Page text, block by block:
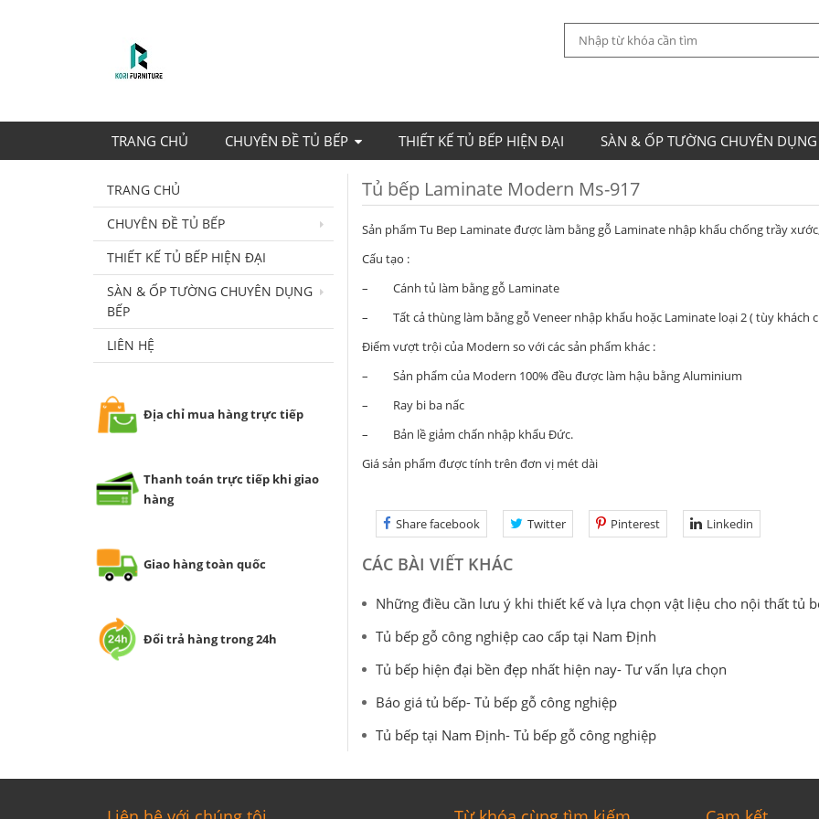
TRANG CHỦ CHUYÊN ĐỀ TỦ BẾP THIẾT KẾ TỦ BẾP HIỆN ĐẠI SÀN & ỐP TƯỜNG CHUYÊN
Tủ bếp Laminate Modern Ms-917
Sản phẩm Tu Bep Laminate được làm bằng gỗ Laminate nhập khẩu chống trầy
Cấu tạo :
– Cánh tủ làm bằng gỗ Laminate
– Tất cả thùng làm bằng gỗ Veneer nhập khẩu hoặc Laminate loại 2 ( tùy khách
Điểm vượt trội của Modern so với các sản phẩm khác :
– Sản phẩm của Modern 100% đều được làm hậu bằng Aluminium
– Ray bi ba nấc
– Bản lề giảm chấn nhập khẩu Đức.
Giá sản phẩm được tính trên đơn vị mét dài
Share facebook Twitter Pinterest Linkedin
CÁC BÀI VIẾT KHÁC
Những điều cần lưu ý khi thiết kế và lựa chọn vật liệu cho nội thất tủ
Tủ bếp gỗ công nghiệp cao cấp tại Nam Định
Tủ bếp hiện đại bền đẹp nhất hiện nay- Tư vấn lựa chọn
Báo giá tủ bếp- Tủ bếp gỗ công nghiệp
Tủ bếp tại Nam Định- Tủ bếp gỗ công nghiệp
TRANG CHỦ
CHUYÊN ĐỀ TỦ BẾP
THIẾT KẾ TỦ BẾP HIỆN ĐẠI
SÀN & ỐP TƯỜNG CHUYÊN DỤNG
BẾP
LIÊN HỆ
Địa chỉ mua hàng trực tiếp
Thanh toán trực tiếp khi giao
hàng
Giao hàng toàn quốc
Đổi trả hàng trong 24h